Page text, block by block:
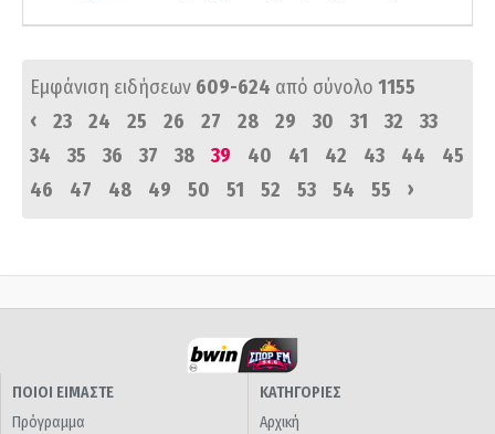
Εμφάνιση ειδήσεων 609-624 από σύνολο 1155
‹
23 24 25 26 27 28 29 30 31 32
33
34
35 36 37 38 39 40 41 42 43 44
45
46
47 48 49 50 51 52 53 54 55 ›
ΠΟΙΟΙ ΕΙΜΑΣΤΕ
Πρόγραμμα
ΚΑΤΗΓΟΡΙΕΣ
Αρχική